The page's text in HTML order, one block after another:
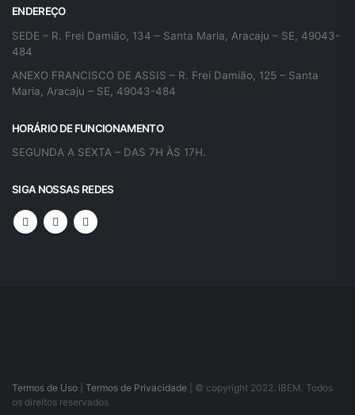
ENDEREÇO
SEDE – R. Frei Damião, 134 – Santa Maria, Aracaju – SE, 49043-
484
ANEXO FRANCISCO DE ASSIS – R. Frei Damião, 125 – Santa
Maria, Aracaju – SE, 49043-484
HORÁRIO DE FUNCIONAMENTO
SEGUNDA A SEXTA – DAS 7H ÀS 17H.
SIGA NOSSAS REDES
Termos de Uso Termos de Privacidade | © copyright 2022. IBEM. Todos
os direitos reservados